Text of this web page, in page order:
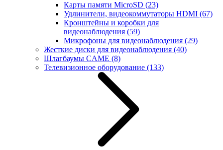
Карты памяти MicroSD (23)
Удлинители, видеокоммутаторы HDMI (67)
Кронштейны и коробки для
видеонаблюдения (59)
Микрофоны для видеонаблюдения (29)
Жесткие диски для видеонаблюдения (40)
Шлагбаумы CAME (8)
Телевизионное оборудование (133)